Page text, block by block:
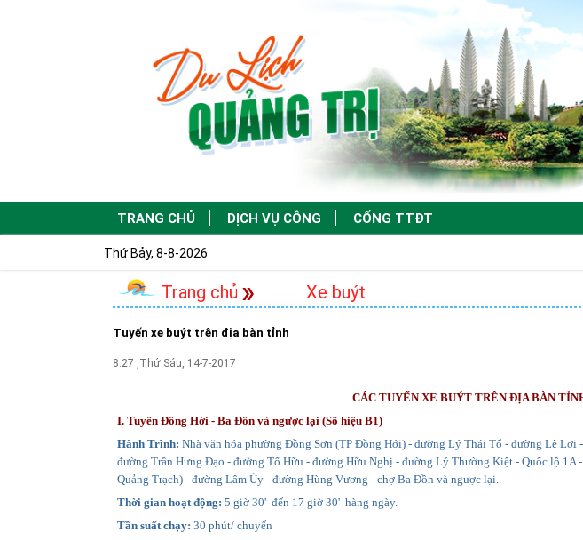
TRANG CHỦ DỊCH VỤ CÔNG CỔNG TTĐT
Thứ Bảy, 8-8-2026
Trang chủ Xe buýt
Tuyến xe buýt trên địa bàn tỉnh
8:27 ,Thứ Sáu, 14-7-2017
CÁC TUYẾN XE BUÝT TRÊN ĐỊA BÀN
I. Tuyến Đồng Hới - Ba Đồn và ngược lại (Số hiệu B1)
Hành Trình: Nhà văn hóa phường Đồng Sơn (TP Đồng Hới) - đường Lý Thái Tổ - đường Lê
đường Trần Hưng Đạo - đường Tố Hữu - đường Hữu Nghị - đường Lý Thường Kiệt - Quốc lộ 1A
Quảng Trạch) - đường Lâm Úy - đường Hùng Vương - chợ Ba Đồn và ngược lại.
Thời gian hoạt động: 5 giờ 30' đến 17 giờ 30' hàng ngày.
Tần suất chạy: 30 phút/ chuyến